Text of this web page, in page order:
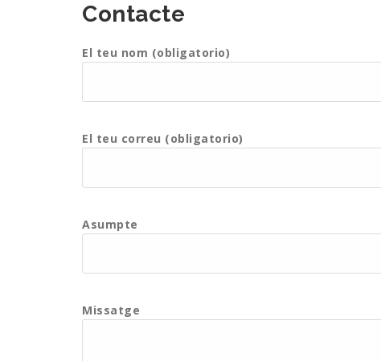
Contacte
El teu nom (obligatorio)
El teu correu (obligatorio)
Asumpte
Missatge